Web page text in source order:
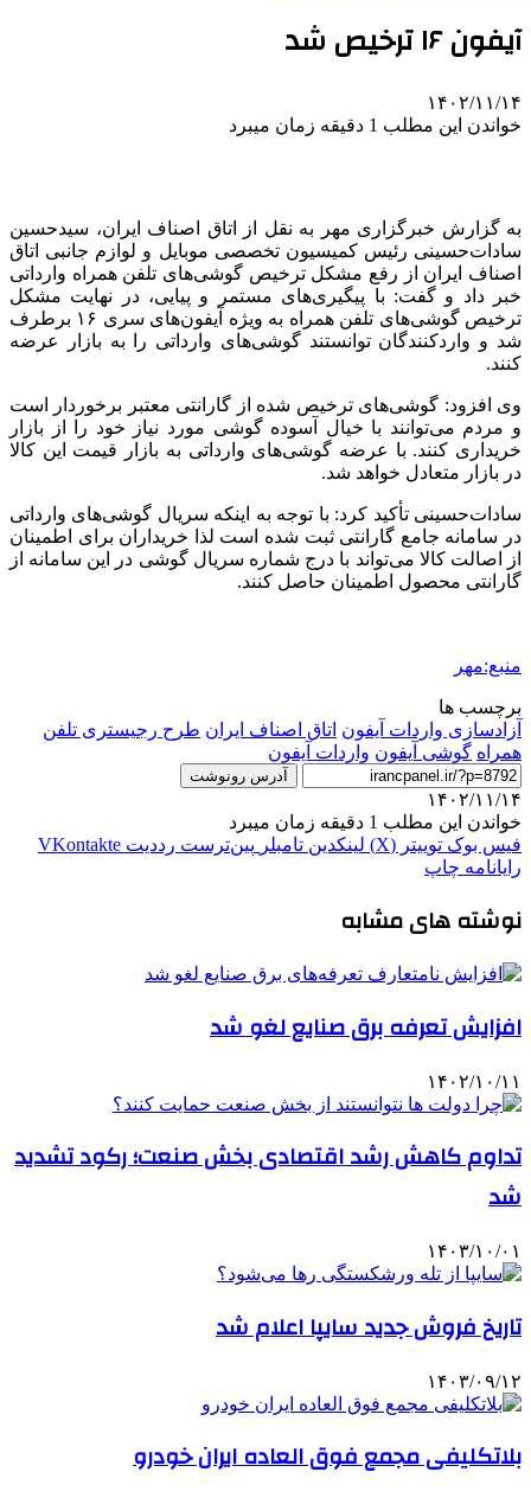
آیفون ۱۶ ترخیص شد
۱۴۰۲/۱۱/۱۴
خواندن این مطلب 1 دقیقه زمان میبرد
به گزارش خبرگزاری مهر به نقل از اتاق اصناف ایران، سیدحسین
سادات‌حسینی رئیس کمیسیون تخصصی موبایل و لوازم جانبی اتاق
اصناف ایران از رفع مشکل ترخیص گوشی‌های تلفن همراه وارداتی
خبر داد و گفت: با پیگیری‌های مستمر و پیایی،در نهایت مشکل
ترخیص گوشی‌های تلفن همراه به ویژه آیفون‌های سری ۱۶ برطرف
شد و واردکنندگان توانستند گوشی‌های وارداتی را به بازار عرضه
کنند.
وی افزود: گوشی‌های ترخیص شده از گارانتی معتبر برخوردار است
و مردم می‌توانند با خیال آسوده گوشی مورد نیاز خود را از بازار
خریداری کنند. با عرضه گوشی‌های وارداتی به بازار قیمت این کالا
در بازار متعادل خواهد شد.
سادات‌حسینی تأکید کرد: با توجه به اینکه سریال گوشی‌های وارداتی
در سامانه جامع گارانتی ثبت شده است لذا خریداران برای اطمینان
از اصالت کالا می‌تواند با درج شماره سریال گوشی در این سامانه از
گارانتی محصول اطمینان حاصل کنند.
منبع:مهر
برچسب ها
آزادسازی واردات آیفون اتاق اصناف ایران طرح رجیستری تلفن
همراه گوشی آیفون واردات آیفون
آدرس رونوشت
۱۴۰۲/۱۱/۱۴
خواندن این مطلب 1 دقیقه زمان میبرد
فیس بوک توییتر (X) لینکدین ‫تامبلر ‫پین‌ترست ‫رددیت ‫VKontakte
رایانامه چاپ
نوشته های مشابه
افزایش تعرفه‌ برق صنایع لغو شد
۱۴۰۲/۱۰/۱۱
تداوم کاهش رشد اقتصادی بخش صنعت؛ رکود تشدید
شد
۱۴۰۳/۱۰/۰۱
تاریخ فروش جدید سایپا اعلام شد
۱۴۰۳/۰۹/۱۲
بلاتکلیفی مجمع فوق العاده ایران خودرو